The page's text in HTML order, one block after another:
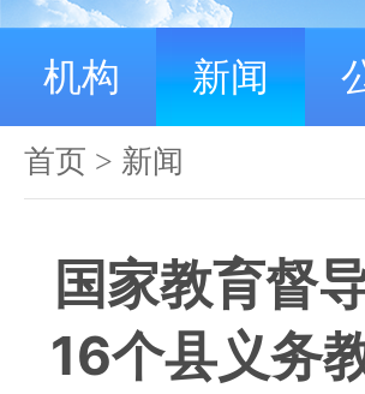
机构 新闻
首页 > 新闻
国家教育督
16个县义务